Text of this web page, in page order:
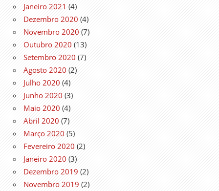
Janeiro 2021 (4)
Dezembro 2020 (4)
Novembro 2020 (7)
Outubro 2020 (13)
Setembro 2020 (7)
Agosto 2020 (2)
Julho 2020 (4)
Junho 2020 (3)
Maio 2020 (4)
Abril 2020 (7)
Março 2020 (5)
Fevereiro 2020 (2)
Janeiro 2020 (3)
Dezembro 2019 (2)
Novembro 2019 (2)